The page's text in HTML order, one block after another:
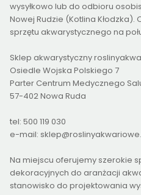
wysyłkowo lub do odbioru
Nowej Rudzie (Kotlina
sprzętu akwarystycznego na
Sklep akwarystyczny
Osiedle Wojska Polskiego 7
Parter Centrum Medycznego
57-402 Nowa Ruda
tel: 500 119 030
e-mail:
Na miejscu oferujemy szerokie
dekoracyjnych do aranżacji
stanowisko do projektowania